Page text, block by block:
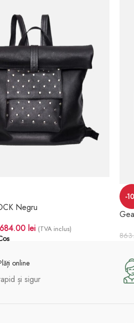
Negru
684.00 lei (TVA inclus)
-
online
și sigur